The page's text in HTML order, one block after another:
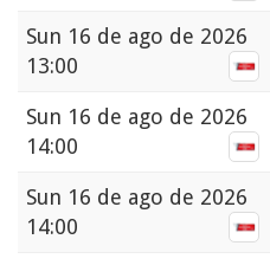
Sun 16 de ago de 2026
13:00
Sun 16 de ago de 2026
14:00
Sun 16 de ago de 2026
14:00